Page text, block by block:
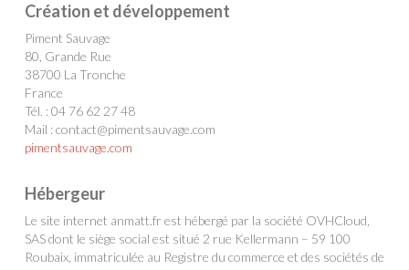
Création et développement
Piment Sauvage
80, Grande Rue
38700 La Tronche
France
Tél. : 04 76 62 27 48
Mail : contact@pimentsauvage.com
pimentsauvage.com
Hébergeur
Le site internet anmatt.fr est hébergé par la société OVHCloud,
SAS dont le siège social est situé 2 rue Kellermann – 59 100
Roubaix, immatriculée au Registre du commerce et des sociétés de